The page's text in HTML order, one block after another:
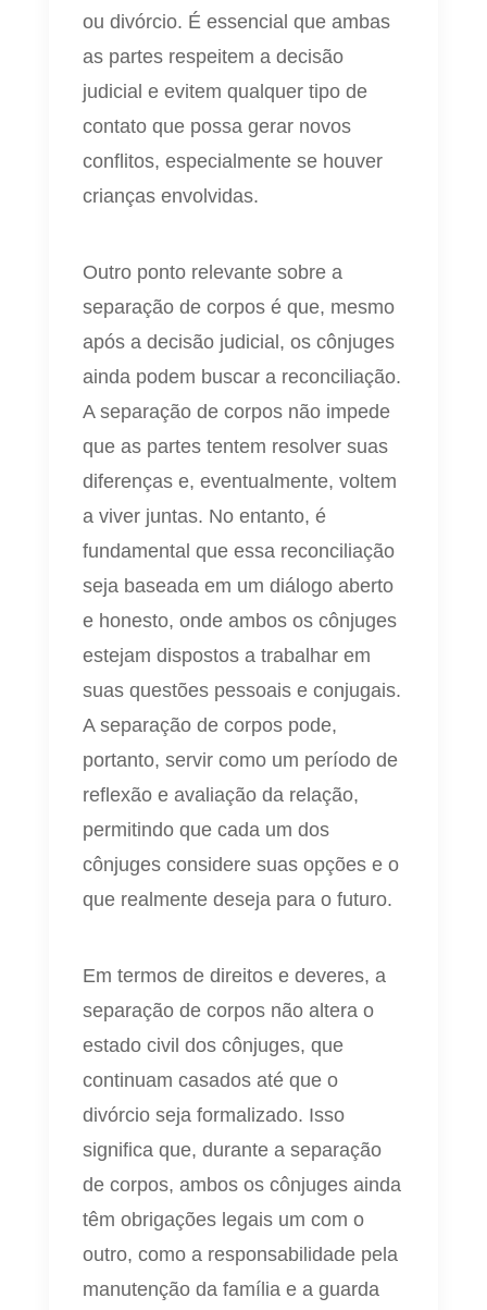
ou divórcio. É essencial que ambas
as partes respeitem a decisão
judicial e evitem qualquer tipo de
contato que possa gerar novos
conflitos, especialmente se houver
crianças envolvidas.
Outro ponto relevante sobre a
separação de corpos é que, mesmo
após a decisão judicial, os cônjuges
ainda podem buscar a reconciliação.
A separação de corpos não impede
que as partes tentem resolver suas
diferenças e, eventualmente, voltem
a viver juntas. No entanto, é
fundamental que essa reconciliação
seja baseada em um diálogo aberto
e honesto, onde ambos os cônjuges
estejam dispostos a trabalhar em
suas questões pessoais e conjugais.
A separação de corpos pode,
portanto, servir como um período de
reflexão e avaliação da relação,
permitindo que cada um dos
cônjuges considere suas opções e o
que realmente deseja para o futuro.
Em termos de direitos e deveres, a
separação de corpos não altera o
estado civil dos cônjuges, que
continuam casados até que o
divórcio seja formalizado. Isso
significa que, durante a separação
de corpos, ambos os cônjuges ainda
têm obrigações legais um com o
outro, como a responsabilidade pela
manutenção da família e a guarda